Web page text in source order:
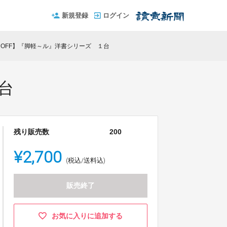
新規登録 ログイン
】『脚軽～ル』洋書シリーズ １台
残り販売数 200
¥2,700 (税込/送料込)
販売終了
お気に入りに追加する